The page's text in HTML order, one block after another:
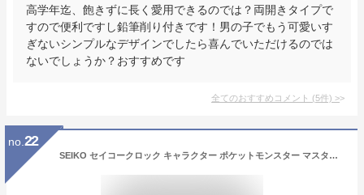
高学年迄、飽きずに長く愛用できるのでは？両開きタイプで
すので便利ですし鉛筆削り付きです！男の子でもう可愛いす
ぎないシンプルなデザインでしたら喜んでいただけるのでは
ないでしょうか？おすすめです
全てのおすすめコメント (5件) >
no. 22
SEIKO セイコークロック キャラクター ポケットモンスター マスターボール ミュウ CQ424Z 国内正規品 キッズ 目覚まし時計 卒園祝い 入学祝い 誕生日プレゼント 子供 男の子 女の子 小学生